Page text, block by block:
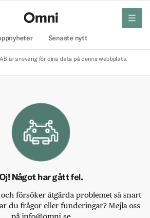
Senaste nytt
meny
är ansvarig för dina data på denna webbplats.
Oj! Något har gått fel.
försöker åtgärda problemet så snart
du frågor eller funderingar? Mejla oss